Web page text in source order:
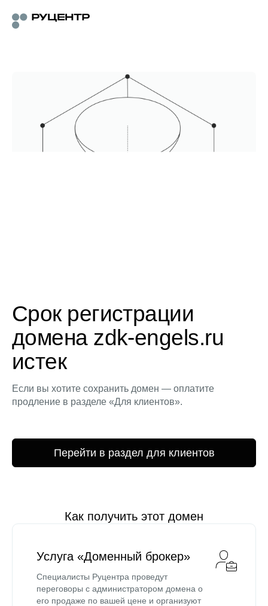
Срок регистрации
домена zdk-engels.ru
истек
Если вы хотите сохранить домен — оплатите
продление в разделе «Для клиентов».
Перейти в раздел для клиентов
Как получить этот домен
Услуга «Доменный брокер»
Специалисты Руцентра проведут
переговоры с администратором домена о
его продаже по вашей цене и организуют